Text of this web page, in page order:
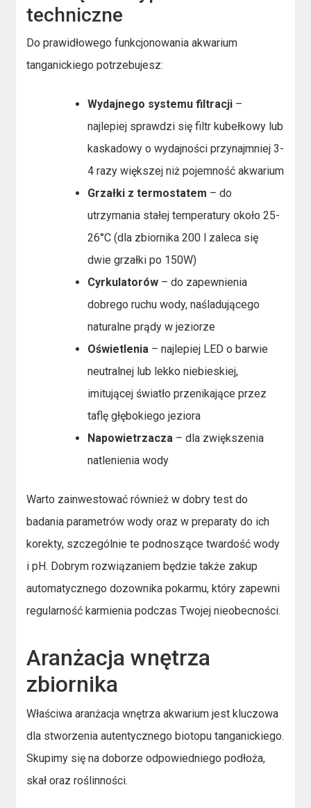
techniczne
Do prawidłowego funkcjonowania akwarium
tanganickiego potrzebujesz:
Wydajnego systemu filtracji –
najlepiej sprawdzi się filtr kubełkowy lub
kaskadowy o wydajności przynajmniej 3-
4 razy większej niż pojemność akwarium
Grzałki z termostatem – do
utrzymania stałej temperatury około 25-
26°C (dla zbiornika 200 l zaleca się
dwie grzałki po 150W)
Cyrkulatorów – do zapewnienia
dobrego ruchu wody, naśladującego
naturalne prądy w jeziorze
Oświetlenia – najlepiej LED o barwie
neutralnej lub lekko niebieskiej,
imitującej światło przenikające przez
taflę głębokiego jeziora
Napowietrzacza – dla zwiększenia
natlenienia wody
Warto zainwestować również w dobry test do
badania parametrów wody oraz w preparaty do ich
korekty, szczególnie te podnoszące twardość wody
i pH. Dobrym rozwiązaniem będzie także zakup
automatycznego dozownika pokarmu, który zapewni
regularność karmienia podczas Twojej nieobecności.
Aranżacja wnętrza
zbiornika
Właściwa aranżacja wnętrza akwarium jest kluczowa
dla stworzenia autentycznego biotopu tanganickiego.
Skupimy się na doborze odpowiedniego podłoża,
skał oraz roślinności.